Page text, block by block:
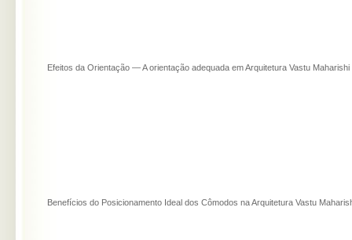
Efeitos da Orientação — A orientação adequada em Arquitetura Vastu Maharishi
Benefícios do Posicionamento Ideal dos Cômodos na Arquitetura Vastu